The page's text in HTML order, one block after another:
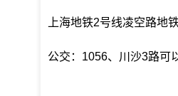
上海地铁2号线凌空路地
公交：1056、川沙3路可